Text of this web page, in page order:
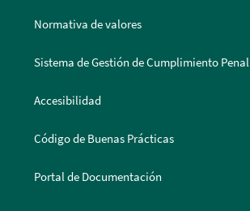
Normativa de valores
Sistema de Gestión de Cumplimiento Penal
Accesibilidad
Código de Buenas Prácticas
Portal de Documentación